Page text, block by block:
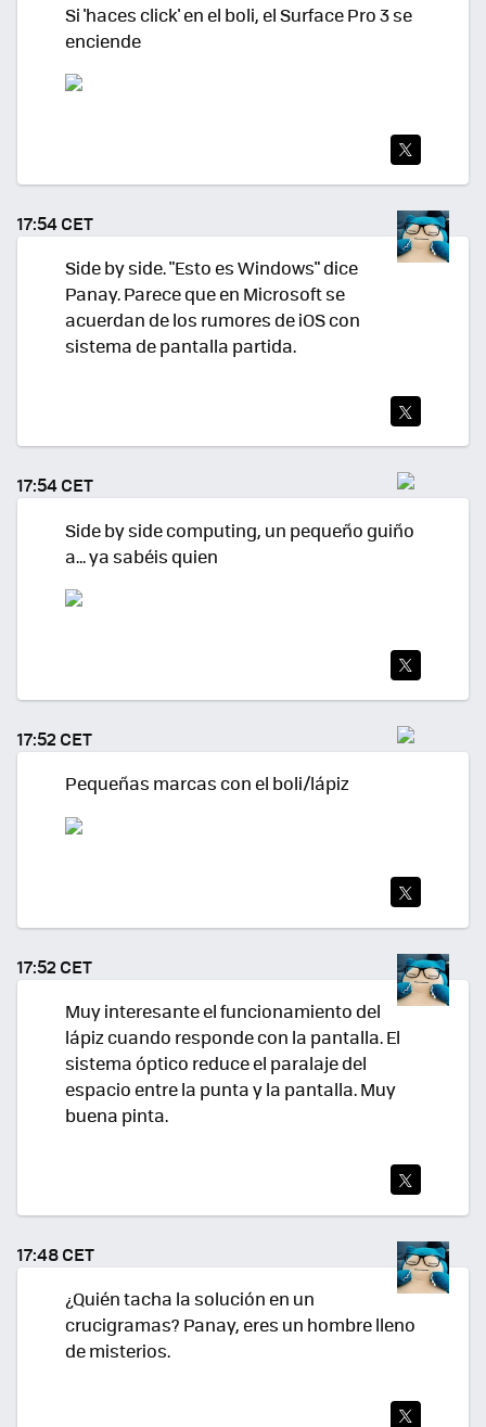
Si 'haces click' en el boli, el Surface Pro 3 se
enciende
TWI
TEA
R
17:54 CET
Side by side. "Esto es Windows" dice
Panay. Parece que en Microsoft se
acuerdan de los rumores de iOS con
sistema de pantalla partida.
TWI
TEA
R
17:54 CET
Side by side computing, un pequeño guiño
a... ya sabéis quien
TEA
R
17:52 CET
Pequeñas marcas con el boli/lápiz
TEA
R
17:52 CET
Muy interesante el funcionamiento del
lápiz cuando responde con la pantalla. El
sistema óptico reduce el paralaje del
espacio entre la punta y la pantalla. Muy
buena pinta.
TEA
R
17:48 CET
¿Quién tacha la solución en un
crucigramas? Panay, eres un hombre lleno
de misterios.